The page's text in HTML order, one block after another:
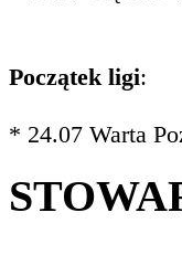
Początek ligi:
* 24.07 Warta